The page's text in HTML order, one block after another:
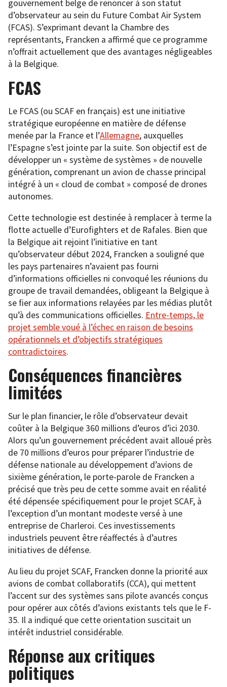
gouvernement belge de renoncer à son statut
d’observateur au sein du Future Combat Air System
(FCAS). S’exprimant devant la Chambre des
représentants, Francken a affirmé que ce programme
n’offrait actuellement que des avantages négligeables
à la Belgique.
FCAS
Le FCAS (ou SCAF en français) est une initiative
stratégique européenne en matière de défense
menée par la France et l’Allemagne, auxquelles
l’Espagne s’est jointe par la suite. Son objectif est de
développer un « système de systèmes » de nouvelle
génération, comprenant un avion de chasse principal
intégré à un « cloud de combat » composé de drones
autonomes.
Cette technologie est destinée à remplacer à terme la
flotte actuelle d’Eurofighters et de Rafales. Bien que
la Belgique ait rejoint l’initiative en tant
qu’observateur début 2024, Francken a souligné que
les pays partenaires n’avaient pas fourni
d’informations officielles ni convoqué les réunions du
groupe de travail demandées, obligeant la Belgique à
se fier aux informations relayées par les médias plutôt
qu’à des communications officielles. Entre-temps, le
projet semble voué à l’échec en raison de besoins
opérationnels et d’objectifs stratégiques
contradictoires.
Conséquences financières
limitées
Sur le plan financier, le rôle d’observateur devait
coûter à la Belgique 360 millions d’euros d’ici 2030.
Alors qu’un gouvernement précédent avait alloué près
de 70 millions d’euros pour préparer l’industrie de
défense nationale au développement d’avions de
sixième génération, le porte-parole de Francken a
précisé que très peu de cette somme avait en réalité
été dépensée spécifiquement pour le projet SCAF, à
l’exception d’un montant modeste versé à une
entreprise de Charleroi. Ces investissements
industriels peuvent être réaffectés à d’autres
initiatives de défense.
Au lieu du projet SCAF, Francken donne la priorité aux
avions de combat collaboratifs (CCA), qui mettent
l’accent sur des systèmes sans pilote avancés conçus
pour opérer aux côtés d’avions existants tels que le F-
35. Il a indiqué que cette orientation suscitait un
intérêt industriel considérable.
Réponse aux critiques
politiques